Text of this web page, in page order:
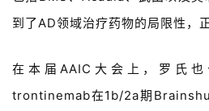
视
区
到了AD领域治疗药物的局限性 ，
在 本届AAIC 大会 上 ， 罗氏 也
trontinemab在1b/2a期